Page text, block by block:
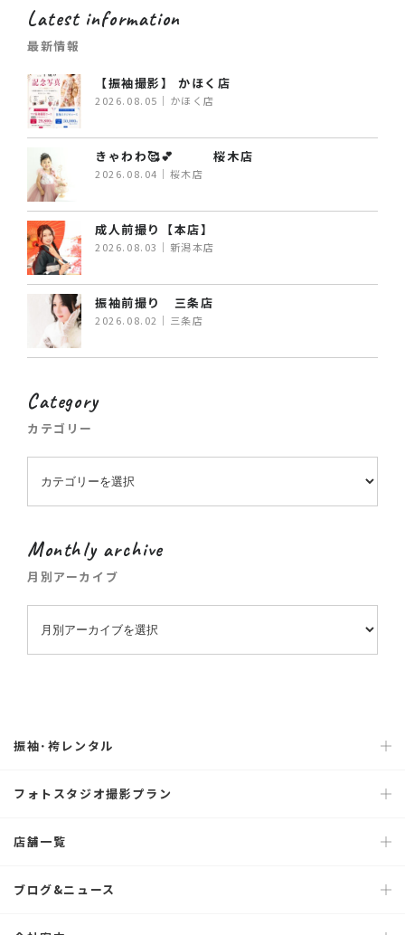
Latest information
最新情報
【振袖撮影】 かほく店
2026.08.05｜かほく店
きゃわわ🥰💕 桜木店
2026.08.04｜桜木店
成人前撮り【本店】
2026.08.03｜新潟本店
振袖前撮り 三条店
2026.08.02｜三条店
Category
カテゴリー
Monthly archive
月別アーカイブ
振袖･袴レンタル
フォトスタジオ撮影プラン
店舗一覧
ブログ&ニュース